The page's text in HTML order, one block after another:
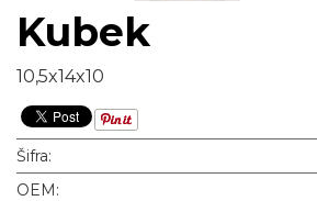
Kubek
10,5x14x10
Šifra:
OEM: